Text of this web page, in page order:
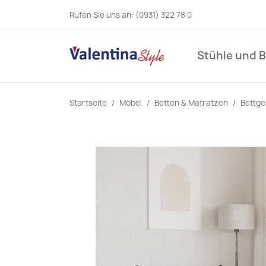
Rufen Sie uns an: (0931) 322 78 0
Stühle und
Startseite Möbel Betten & Matratzen